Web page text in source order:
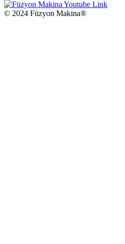
© 2024 Füzyon Makina®